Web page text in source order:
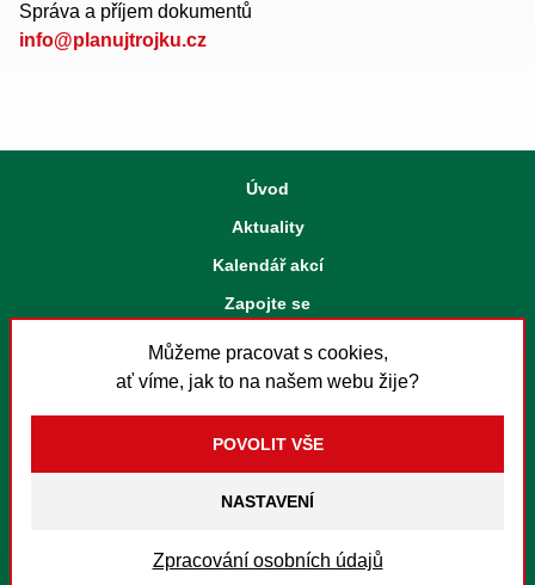
Můžeme pracovat s cookies,
ať víme, jak to na našem webu žije?
NASTAVENÍ
Zpracování osobních údajů
Správa a příjem dokumentů
info@planujtrojku.cz
Úvod
Aktuality
Kalendář akcí
Zapojte se
Kontakt
Nastavení cookies
© Městská část Praha 3